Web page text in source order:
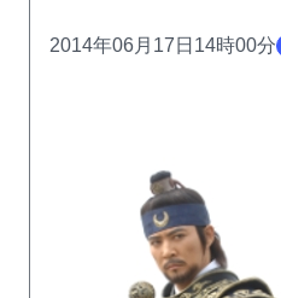
2014年06月17日14時00分